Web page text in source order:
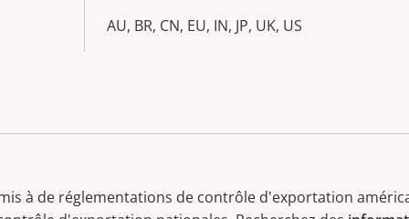
AU, BR, CN, EU, IN, JP, UK, US
à de réglementations de contrôle d'exportation